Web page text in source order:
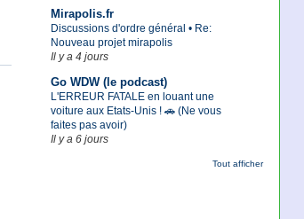
Mirapolis.fr
Discussions d'ordre général • Re:
Nouveau projet mirapolis
Il y a 4 jours
Go WDW (le podcast)
L'ERREUR FATALE en louant une
voiture aux Etats-Unis ! 🚗 (Ne vous
faites pas avoir)
Il y a 6 jours
Tout afficher